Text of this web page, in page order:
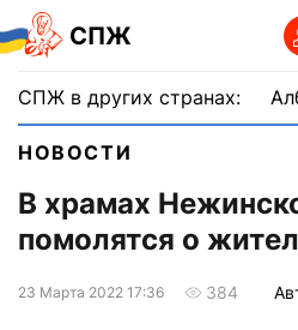
СПЖ
СПЖ в других странах:
НОВОСТИ
В храмах
помолятся о
23 Марта 2022 17:36 384